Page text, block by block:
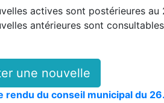
actives sont postérieures
antérieures sont
une nouvelle
rendu du conseil municipal du